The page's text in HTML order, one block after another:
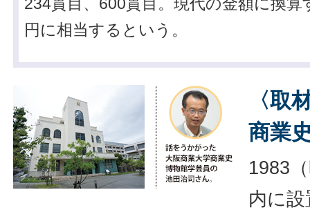
円に相当するという。
〈取
商業
1983
内に